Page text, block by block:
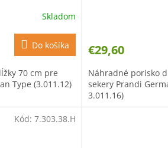
Skladom
Do košíka
70 cm pre
Type (3.011.12)
€29,60
Náhradné porisko
sekery Prandi
3.011.16)
Kód: 7.303.38.H